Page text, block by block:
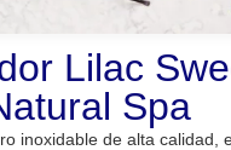
Lilac
Spa
inoxidable de alta calidad,